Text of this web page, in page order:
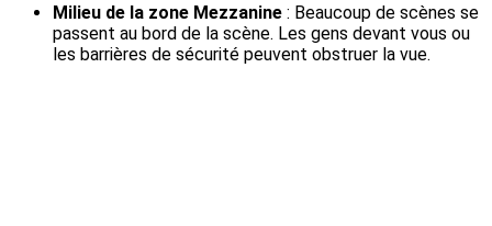
Milieu de la zone Mezzanine : Beaucoup de scènes se
passent au bord de la scène. Les gens devant vous ou
les barrières de sécurité peuvent obstruer la vue.